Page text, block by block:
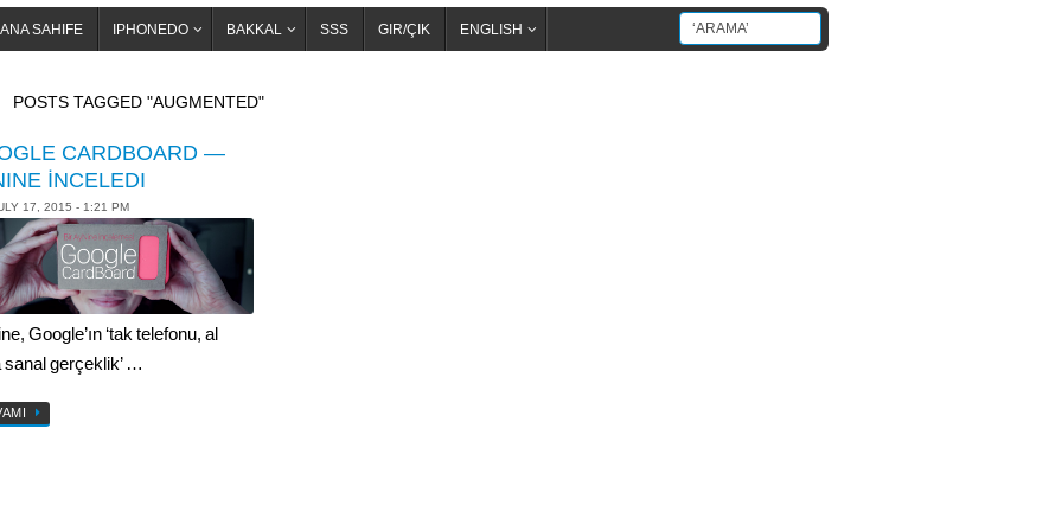
ANA SAHIFE IPHONEDO BAKKAL SSS GIR/ÇIK ENGLISH
POSTS TAGGED "AUGMENTED"
CARDBOARD —
İNCELEDI
17, 2015 - 1:21 PM
Google’ın ‘tak telefonu, al
sanal gerçeklik’ …